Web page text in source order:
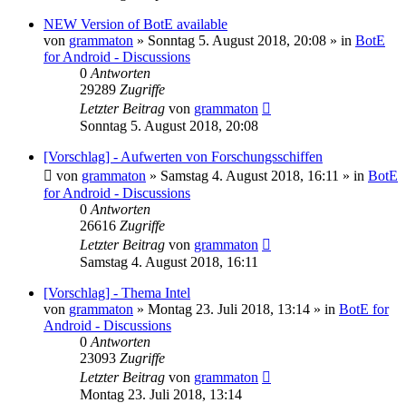
NEW Version of BotE available
von grammaton » Sonntag 5. August 2018, 20:08 » in BotE
for Android - Discussions
0 Antworten
29289 Zugriffe
Letzter Beitrag von grammaton
Sonntag 5. August 2018, 20:08
[Vorschlag] - Aufwerten von Forschungsschiffen
von grammaton » Samstag 4. August 2018, 16:11 » in BotE
for Android - Discussions
0 Antworten
26616 Zugriffe
Letzter Beitrag von grammaton
Samstag 4. August 2018, 16:11
[Vorschlag] - Thema Intel
von grammaton » Montag 23. Juli 2018, 13:14 » in BotE for
Android - Discussions
0 Antworten
23093 Zugriffe
Letzter Beitrag von grammaton
Montag 23. Juli 2018, 13:14